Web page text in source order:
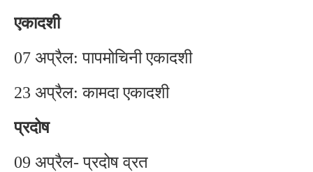
एकादशी
07 अप्रैल: पापमोचिनी एकादशी
23 अप्रैल: कामदा एकादशी
प्रदोष
09 अप्रैल- प्रदोष व्रत